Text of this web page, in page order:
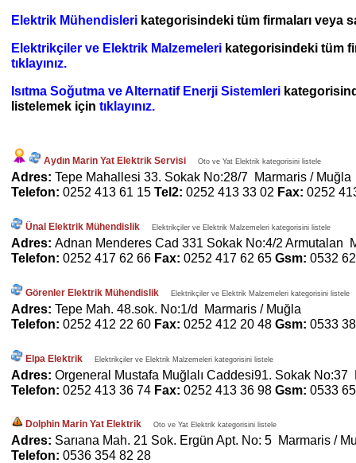
Elektrik Mühendisleri kategorisindeki tüm firmaları veya
Elektrikçiler ve Elektrik Malzemeleri kategorisindeki tüm
tıklayınız.
Isıtma Soğutma ve Alternatif Enerji Sistemleri
listelemek için tıklayınız.
Aydın Marin Yat Elektrik Servisi Oto ve Yat Elektrik kategorisini listele
Adres: Tepe Mahallesi 33. Sokak No:28/7 Marmaris / Muğla
Telefon: 0252 413 61 15 Tel2: 0252 413 33 02 Fax: 0252
Ünal Elektrik Mühendislik Elektrikçiler ve Elektrik Malzemeleri kategorisini listele
Adres: Adnan Menderes Cad 331 Sokak No:4/2 Armutalan
Telefon: 0252 417 62 66 Fax: 0252 417 62 65 Gsm: 0532
Görenler Elektrik Mühendislik Elektrikçiler ve Elektrik Malzemeleri kategorisini listele
Adres: Tepe Mah. 48.sok. No:1/d Marmaris / Muğla
Telefon: 0252 412 22 60 Fax: 0252 412 20 48 Gsm: 0533
Elpa Elektrik Elektrikçiler ve Elektrik Malzemeleri kategorisini listele
Adres: Orgeneral Mustafa Muğlalı Caddesi91. Sokak No:37
Telefon: 0252 413 36 74 Fax: 0252 413 36 98 Gsm: 0533
Dolphin Marin Yat Elektrik Oto ve Yat Elektrik kategorisini listele
Adres: Sarıana Mah. 21 Sok. Ergün Apt. No: 5 Marmaris /
Telefon: 0536 354 82 28